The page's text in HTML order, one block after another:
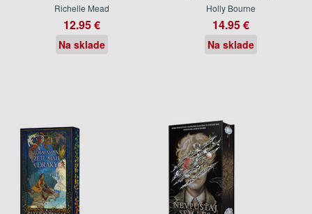
Richelle Mead
12.95 €
Na sklade
Holly Bourne
14.95 €
Na sklade